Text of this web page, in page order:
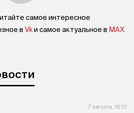
самое интересное
в Vkи самое актуальное в MAX
7 августа, 10:10